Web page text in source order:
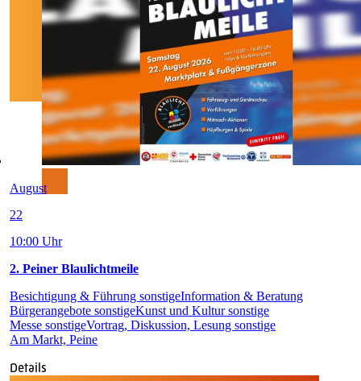
August
22
10:00 Uhr
2. Peiner Blaulichtmeile
Besichtigung & Führung sonstigeInformation & Beratung
Bürgerangebote sonstigeKunst und Kultur sonstige
Messe sonstigeVortrag, Diskussion, Lesung sonstige
Am Markt, Peine
Details